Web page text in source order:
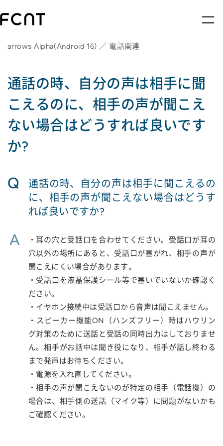
arrows Alpha(Android 16) ／ 電話関連
通話の時、自分の声は相手に聞
こえるのに、相手の声が聞こえ
ない場合はどうすれば良いです
か?
Q
通話の時、自分の声は相手に聞こえるの
に、相手の声が聞こえない場合はどうす
れば良いですか?
A
・耳の穴と受話口を合わせてください。受話口が耳の
穴以外の場所にあると、受話口が塞がれ、相手の声が
聞こえにくい場合があります。
・受話口を液晶保護シール等で塞いでいないか確認く
ださい。
・イヤホン接続中は受話口から音声は聞こえません。
・スピーカー機能ON（ハンズフリー）時はハウリン
グ対策のために送話と受話の同時出力はしておりませ
ん。相手がお話中は聞き役になり、相手が話し終わる
まで発声はお待ちください。
・電源を入れ直してください。
・相手の声が聞こえないのが特定の相手（電話機）の
場合は、相手側の送話（マイク等）に問題がないかも
ご確認ください。